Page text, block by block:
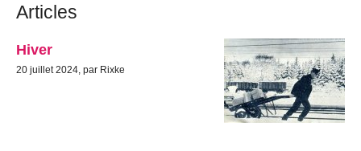
Articles
Hiver
20 juillet 2024, par Rixke